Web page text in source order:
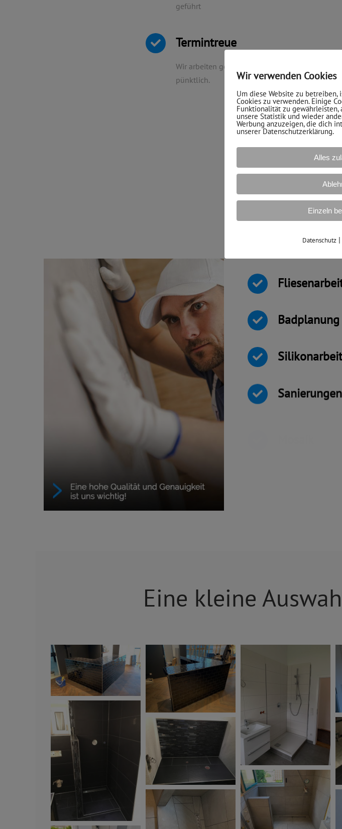
geführt
Termintreue
Wir arbeiten gewissenhaft, zuverlässig und
pünktlich.
Badplanung
Sanierungen
Eine kleine
Wir verwenden Cookies
Um diese Website zu betreiben,
Cookies zu verwenden. Einige
Funktionalität zu
unsere Statistik und wieder
Werbung anzuzeigen, die dich
unserer Datenschutzerklärung.
Alles
Einzeln
Datenschutz|